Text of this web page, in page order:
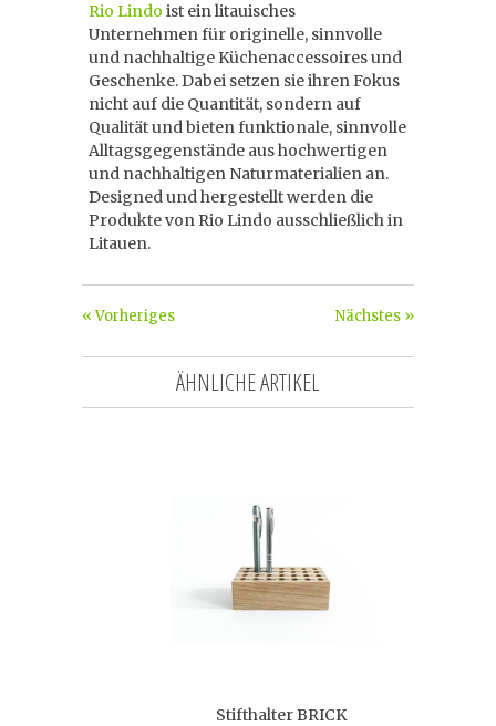
Rio Lindo ist ein litauisches
Unternehmen für originelle, sinnvolle
und nachhaltige Küchenaccessoires und
Geschenke. Dabei setzen sie ihren Fokus
nicht auf die Quantität, sondern auf
Qualität und bieten funktionale, sinnvolle
Alltagsgegenstände aus hochwertigen
und nachhaltigen Naturmaterialien an.
Designed und hergestellt werden die
Produkte von Rio Lindo ausschließlich in
Litauen.
Nächstes »
« Vorheriges
ÄHNLICHE ARTIKEL
Stifthalter BRICK